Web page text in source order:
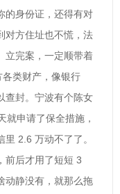
的身份证，还得有对
对方住址也不慌，法
立完案，一定顺带着
各类财产，像银行
查封。宁波有个陈女
就申请了保全措施，
2.6 万动不了了。
前后才用了短短 3
动静没有，就那么拖